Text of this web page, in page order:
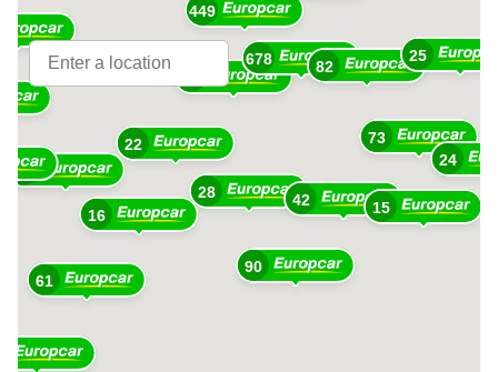
28
90
22
42
16
678
10
449
82
15
73
61
48
25
24